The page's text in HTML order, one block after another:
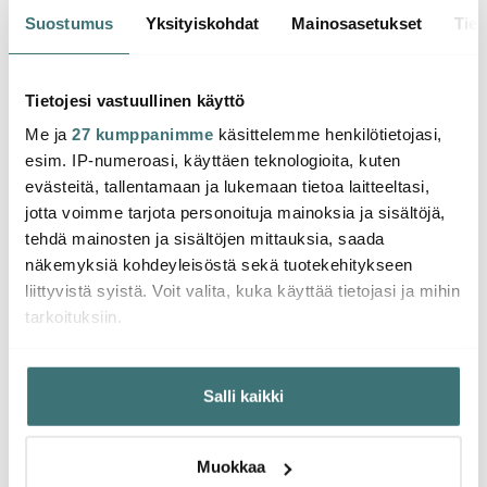
Suostumus Yksityiskohdat Mainosasetukset
Tietojesi vastuullinen käyttö
Me ja 27 kumppanimme käsittelemme henkilötietojasi,
esim. IP-numeroasi, käyttäen teknologioita, kuten
evästeitä, tallentamaan ja lukemaan tietoa laitteeltasi,
jotta voimme tarjota personoituja mainoksia ja sisältöjä,
tehdä mainosten ja sisältöjen mittauksia, saada
näkemyksiä kohdeyleisöstä sekä tuotekehitykseen
liittyvistä syistä. Voit valita, kuka käyttää tietojasi ja mihin
tarkoituksiin.
Jos sallit, haluamme myös tehdä seuraavia:
Kerätä tietoja maantieteellisestä sijainnistasi,
mahdollisesti muutaman metrin tarkkuudella
aktiivisesti (sormenjäljen muodostaminen)
Salli kaikki
Muokkaa
Muurla
21.59 € 43.00 €
Saatavilla
Muurla
19.47 €
Muutama jäljellä
Saatat pitää myös näistä
- -